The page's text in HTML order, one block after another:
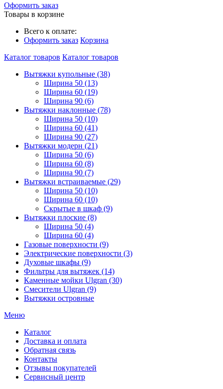
Оформить заказ
Товары в корзине
Всего к оплате:
Оформить заказ Корзина
Каталог товаров Каталог товаров
Вытяжки купольные (38)
Ширина 50 (13)
Ширина 60 (19)
Ширина 90 (6)
Вытяжки наклонные (78)
Ширина 50 (10)
Ширина 60 (41)
Ширина 90 (27)
Вытяжки модерн (21)
Ширина 50 (6)
Ширина 60 (8)
Ширина 90 (7)
Вытяжки встраиваемые (29)
Ширина 50 (10)
Ширина 60 (10)
Скрытые в шкаф (9)
Вытяжки плоские (8)
Ширина 50 (4)
Ширина 60 (4)
Газовые поверхности (9)
Электрические поверхности (3)
Духовые шкафы (9)
Фильтры для вытяжек (14)
Каменные мойки Ulgran (30)
Смесители Ulgran (9)
Вытяжки островные
Меню
Каталог
Доставка и оплата
Обратная связь
Контакты
Отзывы покупателей
Сервисный центр